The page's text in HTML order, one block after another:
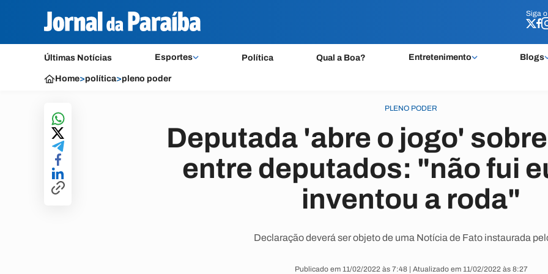
Siga o
Últimas Notícias Esportes Política Qual a Boa? Entretenimento Blogs
Siga o
Home>política>pleno poder
PLENO PODER
Deputada 'abre o jogo'
entre deputados: "não fui
inventou a roda"
Declaração deverá ser objeto de uma Notícia de Fato instaurada
Publicado em 11/02/2022 às 7:48 | Atualizado em 11/02/2022 às 8:27